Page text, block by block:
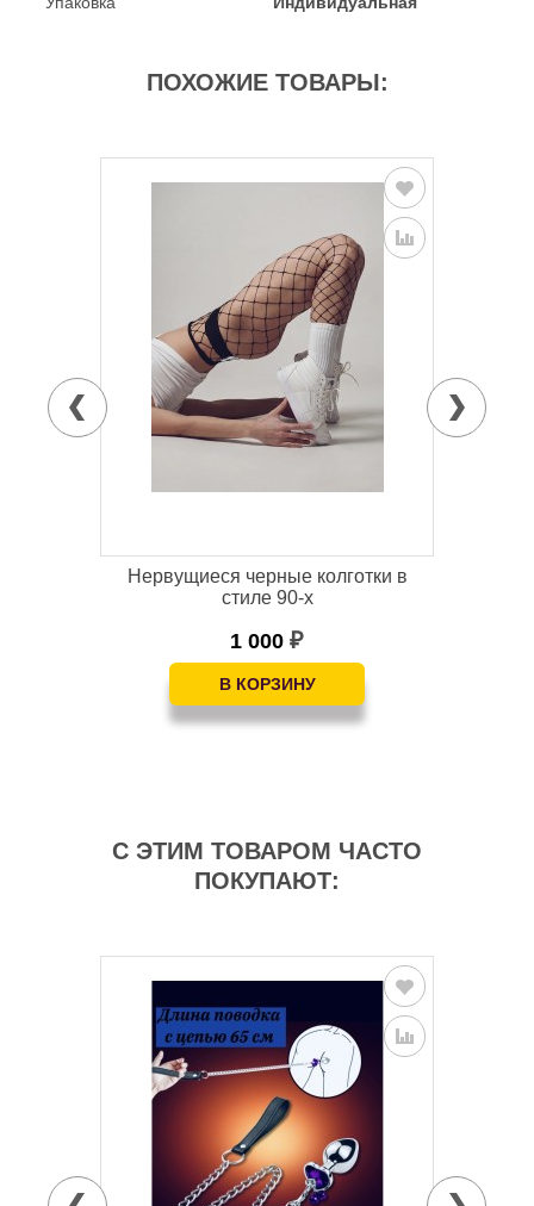
ПОХОЖИЕ ТОВАРЫ:
Нервущиеся черные колготки в
стиле 90-х
1 000₽
С ЭТИМ ТОВАРОМ ЧАСТО
ПОКУПАЮТ: